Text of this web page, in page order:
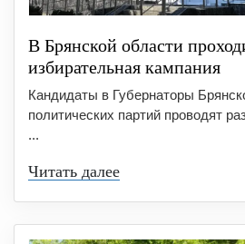
В Брянской области
избирательная кампания
Кандидаты в Губернаторы
политических партий проводят
...
Читать далее